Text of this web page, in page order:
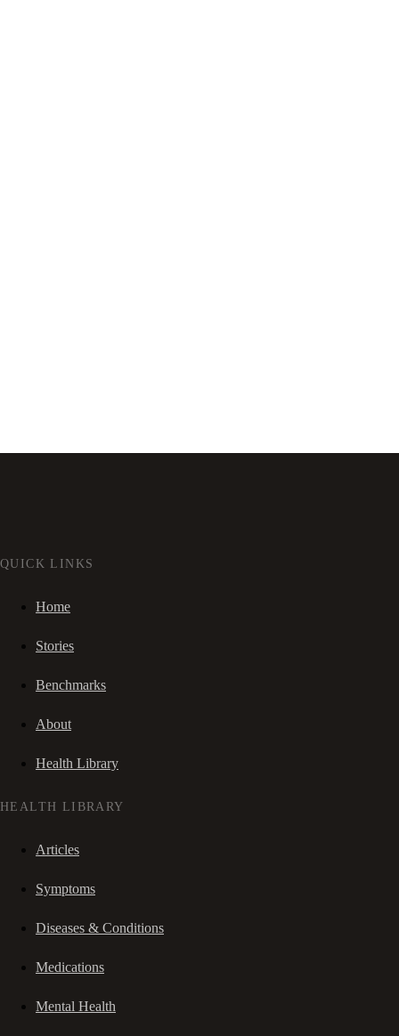
QUICK LINKS
Home
Stories
Benchmarks
About
Health Library
HEALTH LIBRARY
Articles
Symptoms
Diseases & Conditions
Medications
Mental Health